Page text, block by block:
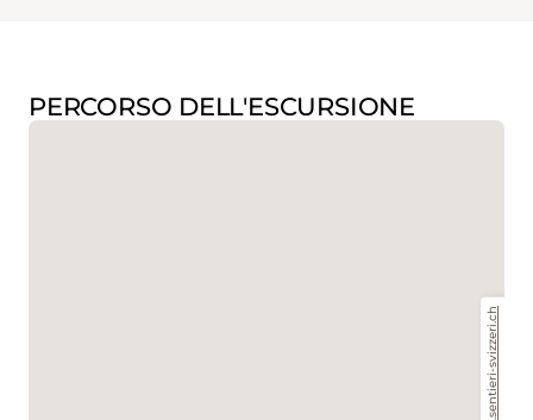
PERCORSO DELL'ESCURSIONE
www.sentieri-svizzeri.ch